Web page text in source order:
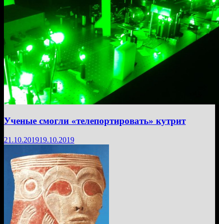
Ученые смогли «телепортировать» кутрит
21.10.201919.10.2019